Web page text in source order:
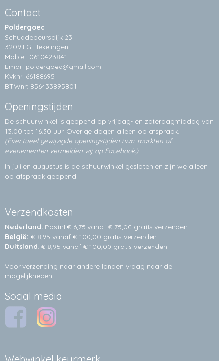
Contact
Poldergoed
Schuddebeursdijk 23
3209 LG Hekelingen
Mobiel: 0610423841
Email: poldergoed@gmail.com
Kvknr: 66188695
BTWnr: 856433895B01
Openingstijden
De schuurwinkel is geopend op vrijdag- en zaterdagmiddag van
13.00 tot 16.30 uur. Overige dagen alleen op afspraak.
(Eventueel gewijzigde openingstijden i.v.m. markten of
evenementen vermelden wij op Facebook.)
In juli en augustus is de schuurwinkel gesloten en zijn we alleen
op afspraak geopend!
Verzendkosten
Nederland: Postnl € 6,75 vanaf € 75,00 gratis verzenden.
België: € 8,95 vanaf € 100,00 gratis verzenden.
Duitsland: € 8,95 vanaf € 100,00 gratis verzenden.
Voor verzending naar andere landen vraag naar de
mogelijkheden.
Social media